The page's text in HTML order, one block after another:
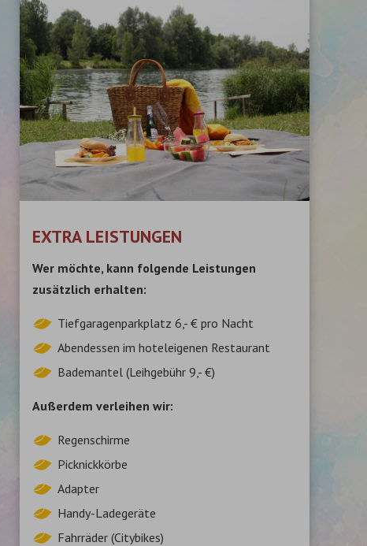
EXTRA LEISTUNGEN
Wer möchte, kann folgende Leistungen
zusätzlich erhalten:
Tiefgaragenparkplatz 6,- € pro Nacht
Abendessen im hoteleigenen Restaurant
Bademantel (Leihgebühr 9,- €)
Außerdem verleihen wir:
Regenschirme
Picknickkörbe
Adapter
Handy-Ladegeräte
Fahrräder (Citybikes)